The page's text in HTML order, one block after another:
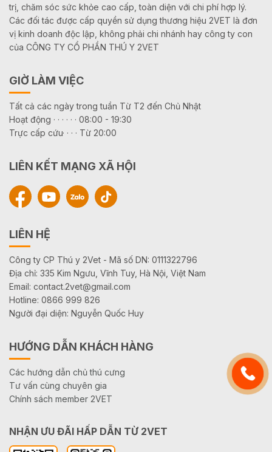
trị, chăm sóc sức khỏe cao cấp, toàn diện với chi phí hợp lý.
Các đối tác được cấp quyền sử dụng thương hiệu 2VET là đơn
vị kinh doanh độc lập, không phải chi nhánh hay công ty con
của CÔNG TY CỔ PHẦN THÚ Y 2VET
GIỜ LÀM VIỆC
Tất cả các ngày trong tuần Từ T2 đến Chủ Nhật
Hoạt động · · · · · · 08:00 - 19:30
Trực cấp cứu· · · · Từ 20:00
LIÊN KẾT MẠNG XÃ HỘI
LIÊN HỆ
Công ty CP Thú y 2Vet - Mã số DN: 0111322796
Địa chỉ: 335 Kim Ngưu, Vĩnh Tuy, Hà Nội, Việt Nam
Email: contact.2vet@gmail.com
Hotline: 0866 999 826
Người đại diện: Nguyễn Quốc Huy
HƯỚNG DẪN KHÁCH HÀNG
Các hướng dẫn chủ thú cưng
Tư vấn cùng chuyên gia
Chính sách member 2VET
NHẬN ƯU ĐÃI HẤP DẪN TỪ 2VET